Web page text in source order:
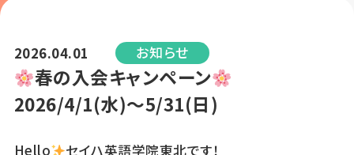
2026.04.01 お知らせ
春の入会キャンペーン
2026/4/1(水)～5/31(日)
Hello
セイハ英語学院東北です！